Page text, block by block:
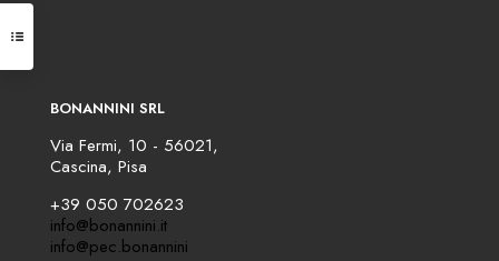
BONANNINI SRL
Via Fermi, 10 - 56021,
Cascina, Pisa
+39 050 702623
info@bonannini.it
info@pec.bonannini